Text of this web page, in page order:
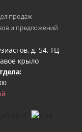
продаж
и предложений
д. 54, ТЦ
крыло